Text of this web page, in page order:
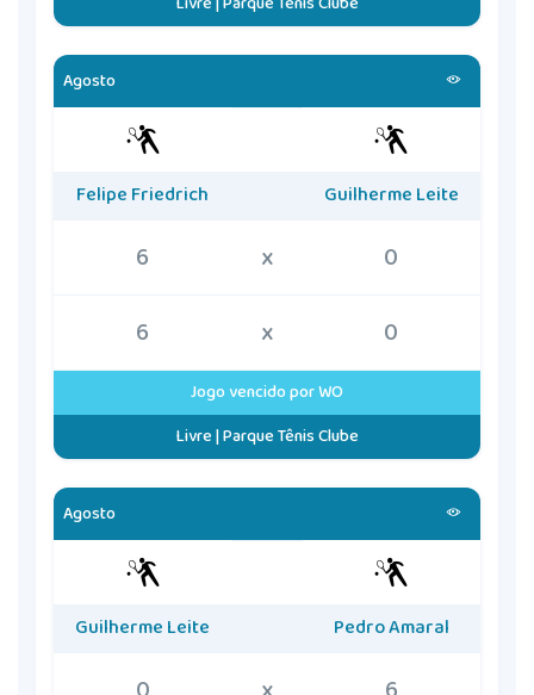
Agosto
Felipe Friedrich Guilherme Leite
6 x
0
6
x 0
Jogo vencido por WO
Livre | Parque Tênis Clube
Agosto
Guilherme Leite Pedro Amaral